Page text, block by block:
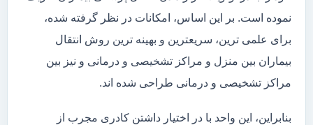
نموده است. بر این اساس، امکانات در نظر گرفته شده،
برای علمی ترین، سریعترین و بهینه ترین روش انتقال
بیماران بین منزل و مراکز تشخیصی و درمانی و نیز بین
مراکز تشخیصی و درمانی طراحی شده اند.
بنابراین، این واحد با در اختیار داشتن کادری مجرب از